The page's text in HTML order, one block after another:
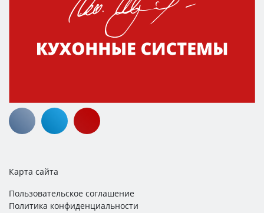
Карта сайта
Пользовательское соглашение
Политика конфиденциальности